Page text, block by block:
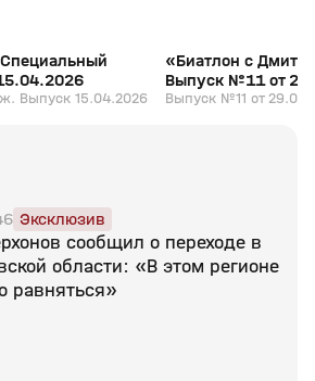
Выпуск 15.04.2026
«Биатлон с
Выпуск №11 от
Выпуск №11 от
Эксклюзив
сообщил о переходе в
области: «В этом регионе
равняться»